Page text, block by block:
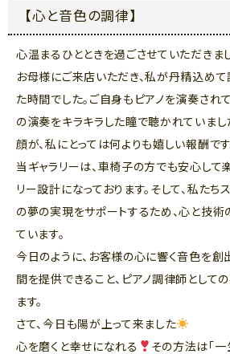
【心と音色の調律】
心温まるひとときを過ごさせていただきま
お母様にご来店いただき、私が丹精込め
た時間でした。ご自身もピアノを演奏され
の演奏をキラキラした瞳で聴かれていまし
顔が、私にとっては何よりも嬉しい報酬です
当ギャラリーは、車椅子の方でも安心して
リー設計になっております。そして、私たち
の夢の実現をサポートするため、心と技術
ています。
今日のように、お客様の心に響く音色を創
間を提供できること、ピアノ調律師として
ます。
さて、今日も陽が上って来ました
心を磨くと幸せになれる
その方法は「